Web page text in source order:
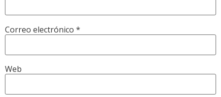
Correo electrónico *
Web